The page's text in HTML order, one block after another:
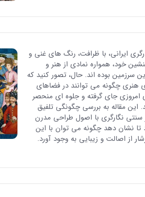
ایرانی، با ظرافت، رنگ های غنی و
خود، همواره نمادی از هنر و
سرزمین بوده اند. حال، تصور کنید که
هنری چگونه می توانند در فضاهای
امروزی جای گرفته و جلوه ای منحصر
این مقاله به بررسی چگونگی تلفیق
سنتی نگارگری با اصول طراحی مدرن
تا نشان دهد چگونه می توان با این
از اصالت و زیبایی به وجود آورد.